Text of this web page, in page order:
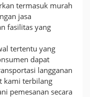
termasuk murah
jasa
fasilitas yang
tertentu yang
dapat
langganan
kami terbilang
pemesanan secara